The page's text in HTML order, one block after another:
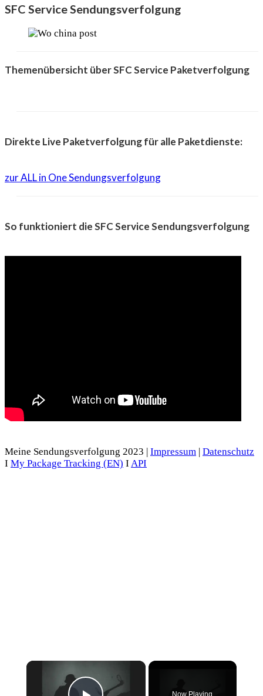
SFC Service Sendungsverfolgung
Themenübersicht über SFC Service Paketverfolgung
Direkte Live Paketverfolgung für alle Paketdienste:
zur ALL in One Sendungsverfolgung
So funktioniert die SFC Service Sendungsverfolgung
Meine Sendungsverfolgung 2023 | Impressum | Datenschutz
I My Package Tracking (EN) I API
×
Now Playing